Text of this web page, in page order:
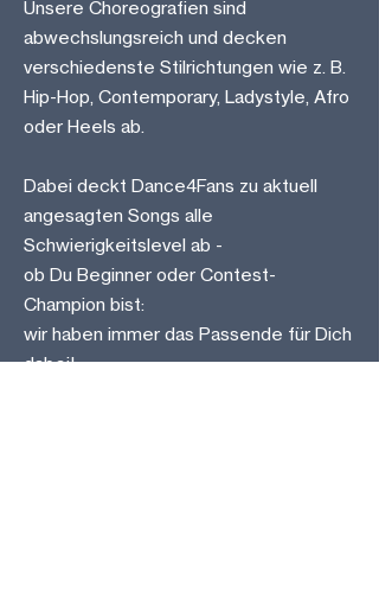
Unsere Choreografien sind
abwechslungsreich und decken
verschiedenste Stilrichtungen wie z. B.
Hip-Hop, Contemporary, Ladystyle, Afro
oder Heels ab.
Dabei deckt Dance4Fans zu aktuell
angesagten Songs alle
Schwierigkeitslevel ab -
ob Du Beginner oder Contest-
Champion bist:
wir haben immer das Passende für Dich
dabei!